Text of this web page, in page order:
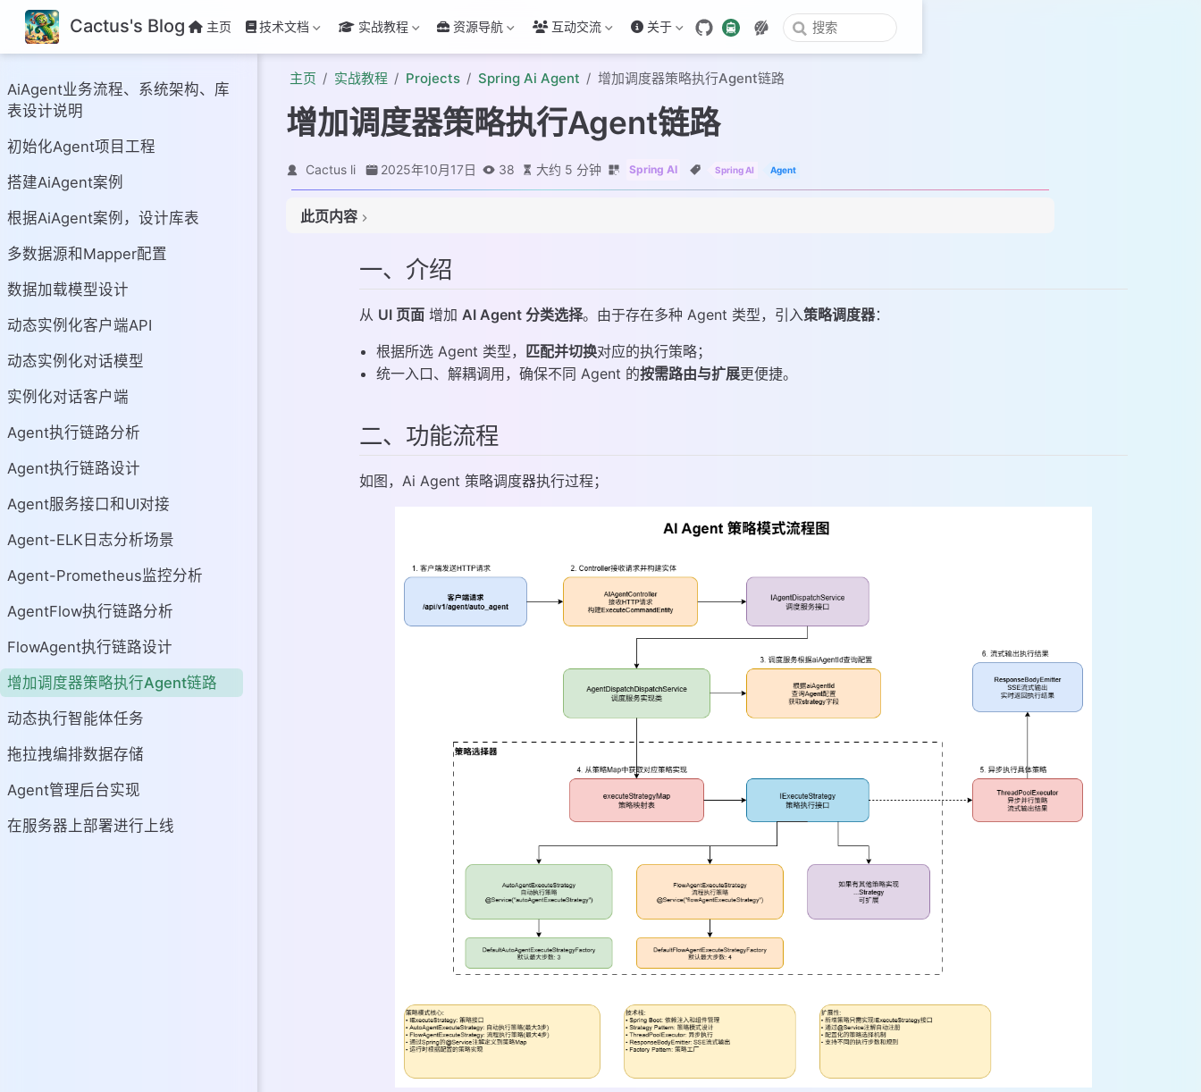
Cactus's Blog 主页 技术文档 实战教程 资源导航 互动交流 关于
AiAgent业务流程、系统架构、库
表设计说明
初始化Agent项目工程
搭建AiAgent案例
根据AiAgent案例，设计库表
多数据源和Mapper配置
数据加载模型设计
动态实例化客户端API
动态实例化对话模型
实例化对话客户端
Agent执行链路分析
Agent执行链路设计
Agent服务接口和UI对接
Agent-ELK日志分析场景
Agent-Prometheus监控分析
AgentFlow执行链路分析
FlowAgent执行链路设计
增加调度器策略执行Agent链路
动态执行智能体任务
拖拉拽编排数据存储
Agent管理后台实现
在服务器上部署进行上线
主页 实战教程 Projects Spring Ai Agent 增加调度器策略执行Agent链路
增加调度器策略执行Agent链路
Cactus li 2025年10月17日 38 大约 5 分钟 Spring AI Spring AI Agent
此页内容
二、功能流程
1. 工程结构
3. 库表数据
4. 策略调度器
5. 接口层处理
6. 完成结果通知
一、介绍
从 UI 页面 增加 AI Agent 分类选择。由于存在多种 Agent 类型，引入策略调度器：
根据所选 Agent 类型， 匹配并切换对应的执行策略；
统一入口、解耦调用，确保不同 Agent 的按需路由与扩展更便捷。
二、功能流程
如图，Ai Agent 策略调度器执行过程；